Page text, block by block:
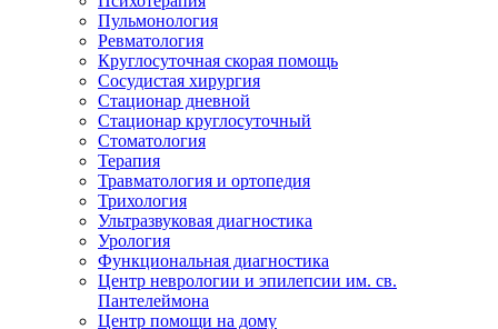
Пульмонология
Ревматология
Круглосуточная скорая помощь
Сосудистая хирургия
Стационар дневной
Стационар круглосуточный
Стоматология
Терапия
Травматология и ортопедия
Трихология
Ультразвуковая диагностика
Урология
Функциональная диагностика
Центр неврологии и эпилепсии им. св.
Пантелеймона
Центр помощи на дому